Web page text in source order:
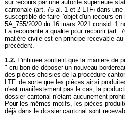
sur recours par une autorité supérieure
cantonale (art. 75 al. 1 et 2 LTF) dans une
susceptible de faire l'objet d'un recours en
5A_755/2020 du 16 mars 2021 consid. 1
La recourante a qualité pour recourir (art.
matière civile est en principe recevable
précèdent.
1.2. L'intimée soutient que la manière de
" cru bon de déposer un nouveau
des pièces choisies de la procédure
LTF, de sorte que les pièces ainsi
n'est manifestement pas le cas, la
dossier cantonal n'étant aucunement
Pour les mêmes motifs, les pièces
déjà dans le dossier cantonal sont